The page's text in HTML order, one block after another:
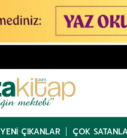
YENI ÇIKANLAR ÇOK